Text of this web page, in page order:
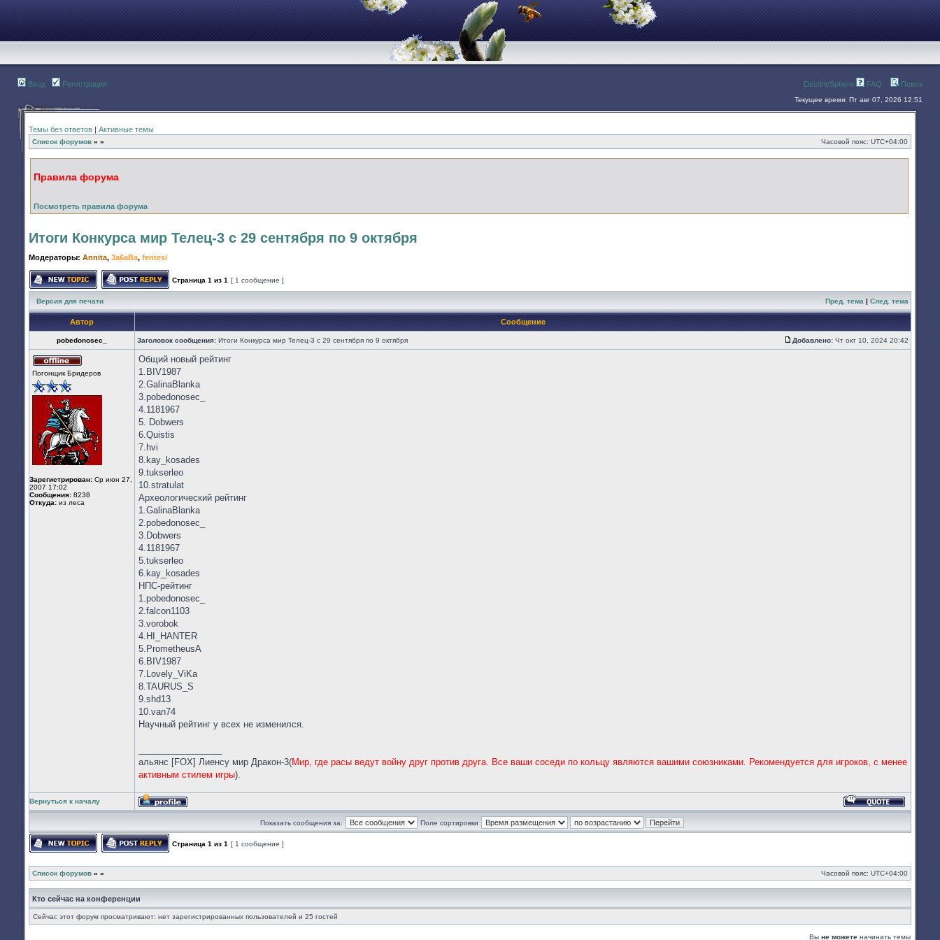
Вход Регистрация DestinySphere FAQ Поиск
Текущее время: Пт авг 07, 2026 12:51
Темы без ответов | Активные темы
Список форумов » » Часовой пояс: UTC+04:00
Правила форума
Посмотреть правила форума
Итоги Конкурса мир Телец-3 с 29 сентября по 9 октября
Модераторы: Annita, 3a6aBa, fentesi
Начать новую тему Ответить на тему
Страница 1 из 1 [ 1 сообщение ]
Версия для печати Пред. тема | След. тема
Автор Сообщение
pobedonosec_ Заголовок сообщения: Итоги Конкурса мир Телец-3 с 29 сентября по 9 октября
Сообщение
Добавлено: Чт окт 10, 2024 20:42
в
Погонщик Бридеров
Зарегистрирован: Ср июн 27,
2007 17:02
Сообщения: 8238
Откуда: из леса
Общий новый рейтинг
1.BIV1987
2.GalinaBlanka
3.pobedonosec_
4.1181967
5. Dobwers
6.Quistis
7.hvi
8.kay_kosades
9.tukserleo
10.stratulat
Археологический рейтинг
1.GalinaBlanka
2.pobedonosec_
3.Dobwers
4.1181967
5.tukserleo
6.kay_kosades
НПС-рейтинг
1.pobedonosec_
2.falcon1103
3.vorobok
4.HI_HANTER
5.PrometheusA
6.BIV1987
7.Lovely_ViKa
8.TAURUS_S
9.shd13
10.van74
Научный рейтинг у всех не изменился.
альянс [FOX] Лиенсу мир Дракон-3(Мир, где расы ведут войну друг против друга. Все ваши соседи по кольцу являются вашими союзниками. Рекомендуется для игроков, с менее
активным стилем игры).
Вернуться к началу
Профиль
Ответить
Показать сообщения за: Поле сортировки
Страница 1 из 1 [ 1 сообщение ]
Список форумов » » Часовой пояс: UTC+04:00
Кто сейчас на конференции
Сейчас этот форум просматривают: нет зарегистрированных пользователей и 25 гостей
Вы не можете начинать темы